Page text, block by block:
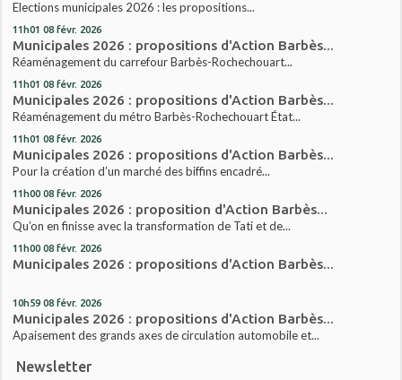
Elections municipales 2026 : les propositions...
11h01 08 févr. 2026
Municipales 2026 : propositions d'Action Barbès...
Réaménagement du carrefour Barbès-Rochechouart...
11h01 08 févr. 2026
Municipales 2026 : propositions d'Action Barbès...
Réaménagement du métro Barbès-Rochechouart État...
11h01 08 févr. 2026
Municipales 2026 : propositions d'Action Barbès...
Pour la création d’un marché des biffins encadré...
11h00 08 févr. 2026
Municipales 2026 : proposition d'Action Barbès...
Qu’on en finisse avec la transformation de Tati et de...
11h00 08 févr. 2026
Municipales 2026 : propositions d'Action Barbès...
10h59 08 févr. 2026
Municipales 2026 : propositions d'Action Barbès...
Apaisement des grands axes de circulation automobile et...
Newsletter